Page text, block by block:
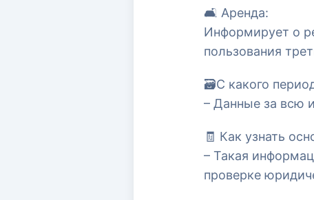
🛋 Аренда:
Информирует о
пользования
🗃С какого
– Данные за всю
🧾 Как узнать
– Такая
проверке